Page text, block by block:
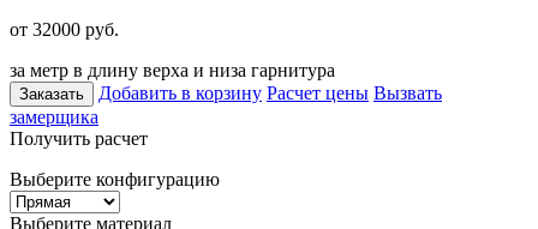
от 32000 руб.
за метр в длину верха и низа гарнитура
Заказать Добавить в корзину Расчет цены Вызвать
замерщика
Получить расчет
Выберите конфигурацию
Выберите материал